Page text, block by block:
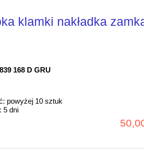
klamki nakładka
168 D GRU
powyżej 10 sztuk
5 dni